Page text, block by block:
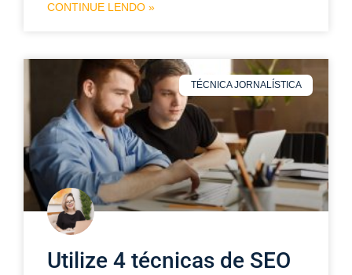
CONTINUE LENDO »
TÉCNICA JORNALÍSTICA
Utilize 4 técnicas de SEO